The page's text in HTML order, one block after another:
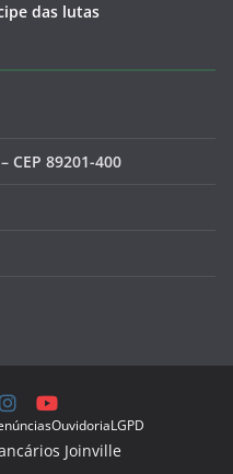
das lutas
CEP 89201-400
OuvidoriaLGPD
Joinville